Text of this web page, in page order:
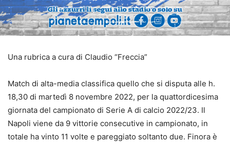
Una rubrica a cura di Claudio “Freccia”
Match di alta-media classifica quello che si disputa alle h.
18,30 di martedì 8 novembre 2022, per la quattordicesima
giornata del campionato di Serie A di calcio 2022/23. Il
Napoli viene da 9 vittorie consecutive in campionato, in
totale ha vinto 11 volte e pareggiato soltanto due. Finora è